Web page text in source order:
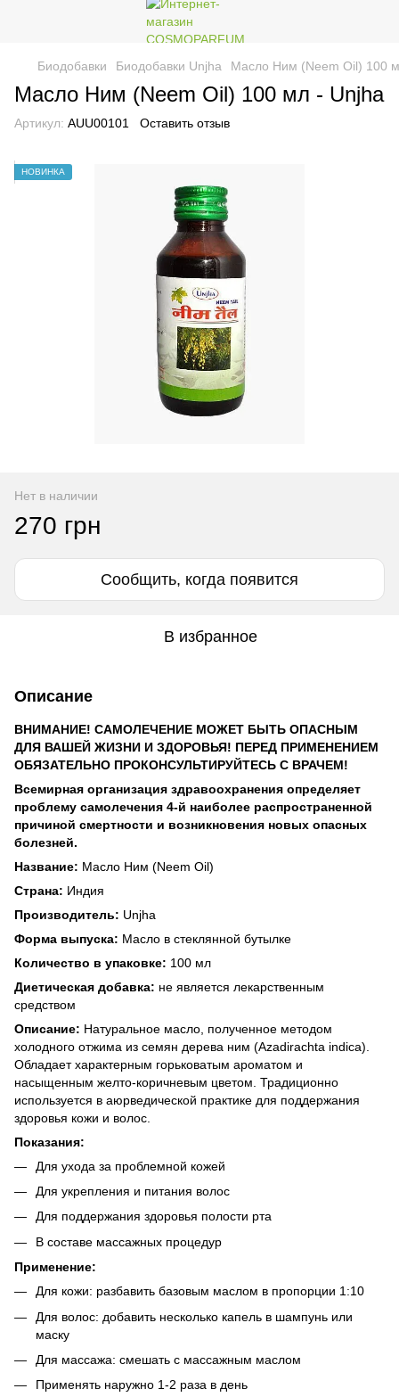
Биодобавки Биодобавки Unjha Масло Ним (Neem Oil) 100
Масло Ним (Neem Oil) 100 мл - Unjha
Артикул: AUU00101 Оставить отзыв
НОВИНКА
Нет в наличии
270 грн
Сообщить, когда появится
В избранное
Описание
ВНИМАНИЕ! САМОЛЕЧЕНИЕ МОЖЕТ БЫТЬ ОПАСНЫМ
ДЛЯ ВАШЕЙ ЖИЗНИ И ЗДОРОВЬЯ! ПЕРЕД ПРИМЕНЕНИЕМ
ОБЯЗАТЕЛЬНО ПРОКОНСУЛЬТИРУЙТЕСЬ С ВРАЧЕМ!
Всемирная организация здравоохранения определяет
проблему самолечения 4-й наиболее распространенной
причиной смертности и возникновения новых опасных
болезней.
Название: Масло Ним (Neem Oil)
Страна: Индия
Производитель: Unjha
Форма выпуска: Масло в стеклянной бутылке
Количество в упаковке: 100 мл
Диетическая добавка: не является лекарственным
средством
Описание: Натуральное масло, полученное методом
холодного отжима из семян дерева ним (Azadirachta indica).
Обладает характерным горьковатым ароматом и
насыщенным желто-коричневым цветом. Традиционно
используется в аюрведической практике для поддержания
здоровья кожи и волос.
Показания:
Для ухода за проблемной кожей
Для укрепления и питания волос
Для поддержания здоровья полости рта
В составе массажных процедур
Применение:
Для кожи: разбавить базовым маслом в пропорции 1:10
Для волос: добавить несколько капель в шампунь или
маску
Для массажа: смешать с массажным маслом
Применять наружно 1-2 раза в день